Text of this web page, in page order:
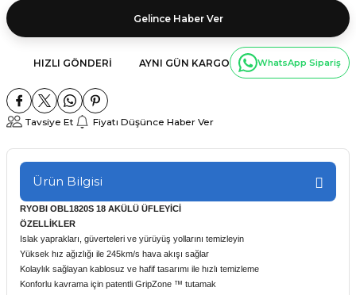
Gelince Haber Ver
HIZLI GÖNDERI AYNI GÜN KARGO WhatsApp Sipariş
Tavsiye Et Fiyatı Düşünce Haber Ver
Ürün Bilgisi
RYOBI OBL1820S 18 AKÜLÜ ÜFLEYİCİ
ÖZELLİKLER
Islak yaprakları, güverteleri ve yürüyüş yollarını temizleyin
Yüksek hız ağızlığı ile 245km/s hava akışı sağlar
Kolaylık sağlayan kablosuz ve hafif tasarımı ile hızlı temizleme
Konforlu kavrama için patentli GripZone ™ tutamak